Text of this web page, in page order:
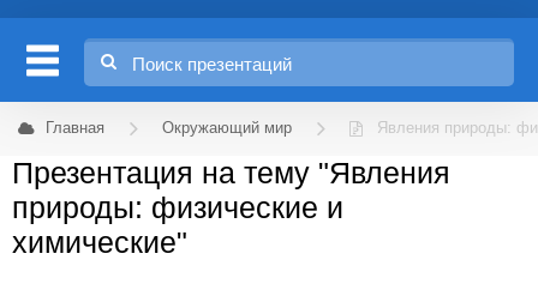
Главная Окружающий мир Явления природы:
Презентация на тему "Явления
природы: физические и
химические"